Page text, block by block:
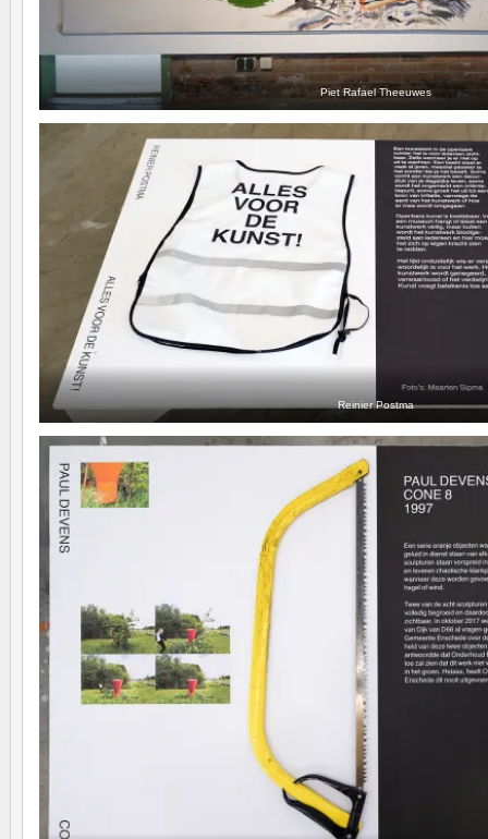
Piet Rafael Theeuwes
Reinier Postma